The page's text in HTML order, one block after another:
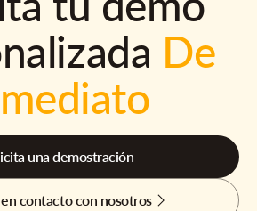
De
una demostración
en contacto con nosotros